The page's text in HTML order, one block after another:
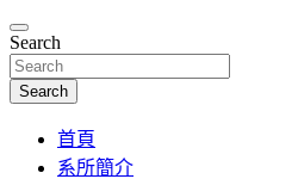
Search
Search
首頁
系所簡介